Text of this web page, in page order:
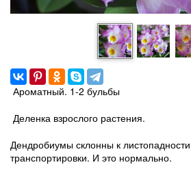
Ароматный. 1-2 бульбы
Деленка взрослого растения.
Дендробиумы склонны к
транспортировки. И это нормально.